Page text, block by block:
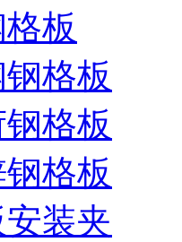
板
格板
格板
格板
装夹